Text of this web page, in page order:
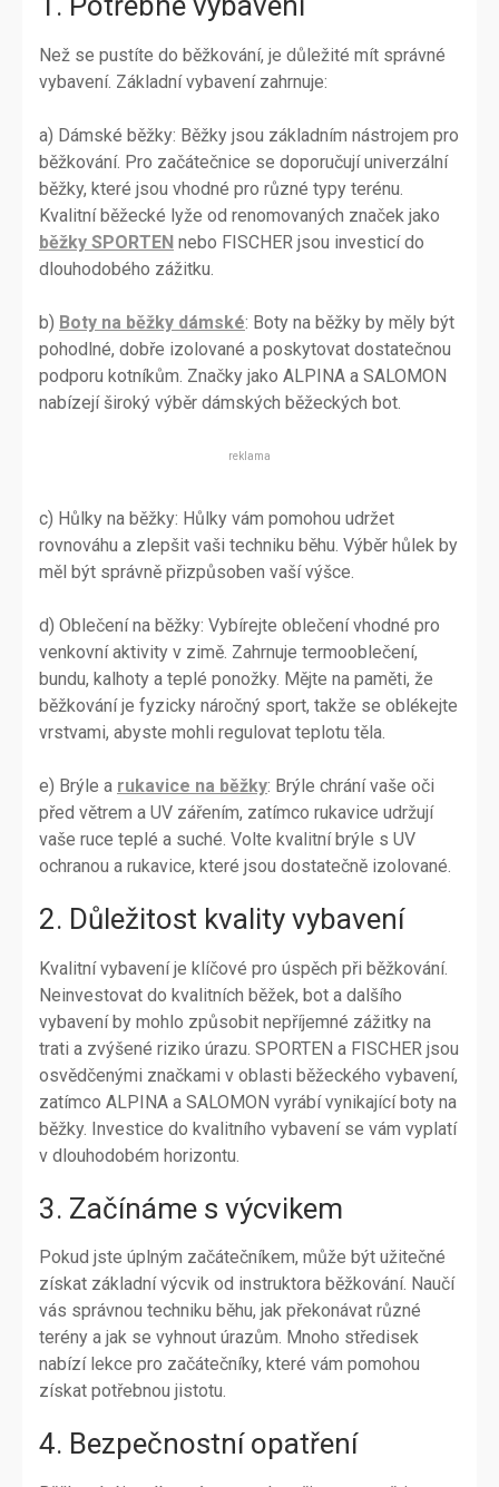
Než se pustíte do běžkování, je důležité mít správné
vybavení. Základní vybavení zahrnuje:
a) Dámské běžky: Běžky jsou základním nástrojem pro
běžkování. Pro začátečnice se doporučují univerzální
běžky, které jsou vhodné pro různé typy terénu.
Kvalitní běžecké lyže od renomovaných značek jako
běžky SPORTEN nebo FISCHER jsou investicí do
dlouhodobého zážitku.
b) Boty na běžky dámské: Boty na běžky by měly být
pohodlné, dobře izolované a poskytovat dostatečnou
podporu kotníkům. Značky jako ALPINA a SALOMON
nabízejí široký výběr dámských běžeckých bot.
reklama
c) Hůlky na běžky: Hůlky vám pomohou udržet
rovnováhu a zlepšit vaši techniku běhu. Výběr hůlek by
měl být správně přizpůsoben vaší výšce.
d) Oblečení na běžky: Vybírejte oblečení vhodné pro
venkovní aktivity v zimě. Zahrnuje termooblečení,
bundu, kalhoty a teplé ponožky. Mějte na paměti, že
běžkování je fyzicky náročný sport, takže se oblékejte
vrstvami, abyste mohli regulovat teplotu těla.
e) Brýle a rukavice na běžky: Brýle chrání vaše oči
před větrem a UV zářením, zatímco rukavice udržují
vaše ruce teplé a suché. Volte kvalitní brýle s UV
ochranou a rukavice, které jsou dostatečně izolované.
2. Důležitost kvality vybavení
Kvalitní vybavení je klíčové pro úspěch při běžkování.
Neinvestovat do kvalitních běžek, bot a dalšího
vybavení by mohlo způsobit nepříjemné zážitky na
trati a zvýšené riziko úrazu. SPORTEN a FISCHER jsou
osvědčenými značkami v oblasti běžeckého vybavení,
zatímco ALPINA a SALOMON vyrábí vynikající boty na
běžky. Investice do kvalitního vybavení se vám vyplatí
v dlouhodobém horizontu.
3. Začínáme s výcvikem
Pokud jste úplným začátečníkem, může být užitečné
získat základní výcvik od instruktora běžkování. Naučí
vás správnou techniku běhu, jak překonávat různé
terény a jak se vyhnout úrazům. Mnoho středisek
nabízí lekce pro začátečníky, které vám pomohou
získat potřebnou jistotu.
4. Bezpečnostní opatření